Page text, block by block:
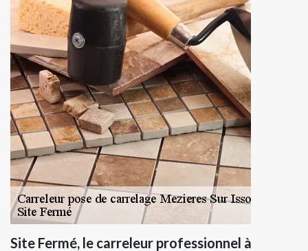
Site Fermé, le carreleur professionnel à